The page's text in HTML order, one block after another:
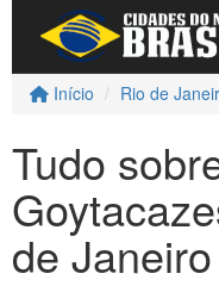
Início Rio de
Tudo
de Janeiro